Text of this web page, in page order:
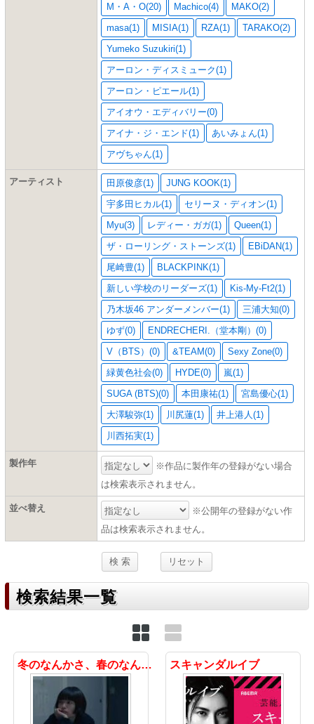
M・A・O(20)
Machico(4)
MAKO(2)
masa(1)
MISIA(1) RZA(1)
TARAKO(2)
Yumeko Suzukiri(1)
アーロン・ディスミューク(1)
アーロン・ピエール(1)
アイオウ・エディバリー(0)
アイナ・ジ・エンド(1)
あいみょん(1)
アヴちゃん(1)
アーティスト 田原俊彦(1)
JUNG KOOK(1)
宇多田ヒカル(1)
セリーヌ・ディオン(1)
Myu(3)
レディー・ガガ(1)
Queen(1)
ザ・ローリング・ストーンズ(1)
EBiDAN(1)
尾崎豊(1)
BLACKPINK(1)
新しい学校のリーダーズ(1)
Kis-My-Ft2(1)
乃木坂46 アンダーメンバー(1)
三浦大知(0)
ゆず(0)
ENDRECHERI.（堂本剛）(0)
V（BTS）(0)
&TEAM(0)
Sexy Zone(0)
緑黄色社会(0)
HYDE(0)
嵐(1)
SUGA (BTS)(0)
本田康祐(1)
宮島優心(1)
大澤駿弥(1)
川尻蓮(1)
井上港人(1)
川西拓実(1)
製作年
※作品に製作年の登録がない場合
は検索表示されません。
並べ替え
※公開年の登録がない作
品は検索表示されません。
検索結果一覧
冬のなんかさ、春のなんかね スキャンダルイブ